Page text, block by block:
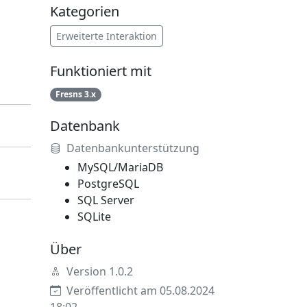
Kategorien
Erweiterte Interaktion
Funktioniert mit
Fresns 3.x
Datenbank
Datenbankunterstützung
MySQL/MariaDB
PostgreSQL
SQL Server
SQLite
Über
Version 1.0.2
Veröffentlicht am 05.08.2024